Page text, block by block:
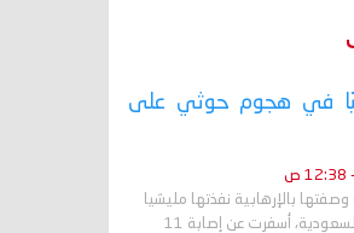
إصابة 11 مدنيًا في هجوم حوثي على
بالإرهابية نفذتها مليشيا
الحوثي على منطقة نجران في السعودية، أسفرت عن إصابة 11